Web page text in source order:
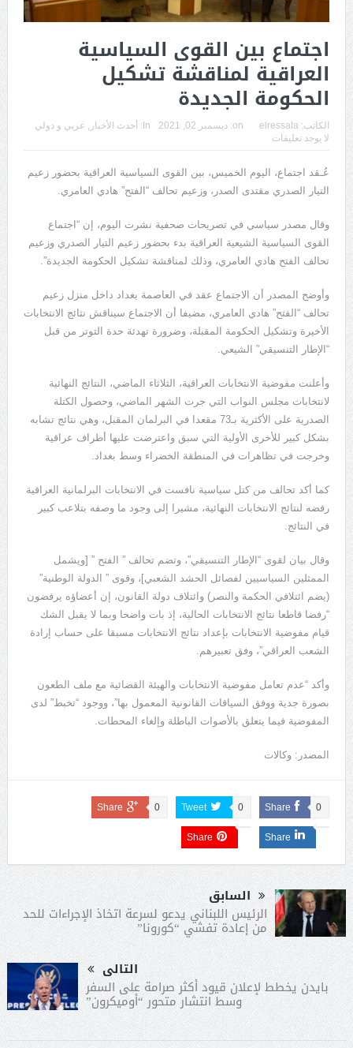
اجتماع بين القوى السياسية
العراقية لمناقشة تشكيل
الحكومة الجديدة
الكاتب: elressala
on: ديسمبر 02, 2021 In: أحدث الأخبار
عربي و دولي
لا يوجد تعليقات
عُـقد اجتماع، اليوم الخميس، بين القوى السياسية العراقية بحضور زعيم
التيار الصدري مقتدى الصدر، وزعيم تحالف “الفتح” هادي العامري.
وقال مصدر سياسي في تصريحات صحفية نشرت اليوم، إن “اجتماع
القوى السياسية الشيعية العراقية بدء بحضور زعيم التيار الصدري وزعيم
تحالف الفتح هادي العامري، وذلك لمناقشة تشكيل الحكومة الجديدة”.
وأوضح المصدر أن الاجتماع عقد في العاصمة بغداد داخل منزل زعيم
تحالف “الفتح” هادي العامري، مضيفا أن الاجتماع سيناقش نتائج الانتخابات
الأخيرة وتشكيل الحكومة المقبلة، وضرورة تهدئة حدة التوتر من قبل
“الإطار التنسيقي” الشيعي.
وأعلنت مفوضية الانتخابات العراقية، الثلاثاء الماضي، النتائج النهائية
لانتخابات مجلس النواب التي جرت الشهر الماضي، وحصول الكتلة
الصدرية على الأكثرية بـ73 مقعدا في البرلمان المقبل، وهي نتائج تشابه
بشكل كبير للأخرى الأولية التي سبق واعترضت عليها أطراف عراقية
وخرجت في تظاهرات في المنطقة الخضراء وسط بغداد.
كما أكد تحالف من كتل سياسية نافست في الانتخابات البرلمانية العراقية
رفضه لنتائج الانتخابات النهائية، مشيرا إلى وجود ما وصفه بتلاعب كبير
في النتائج.
وقال بيان لقوى “الإطار التنسيقي”، وتضم تحالف ” الفتح ” [ويشمل
الممثلين السياسيين لفصائل الحشد الشعبي]، وقوى ” الدولة الوطنية”
(يضم ائتلافي الحكمة والنصر) وائتلاف دولة القانون، إن أعضاؤه يرفضون
“رفضا قاطعا نتائج الانتخابات الحالية، إذ بات واضحا وبما لا يقبل الشك
قيام مفوضية الانتخابات بإعداد نتائج الانتخابات مسبقا على حساب إرادة
الشعب العراقي”، وفق تعبيرهم.
وأكد “عدم تعامل مفوضية الانتخابات والهيئة القضائية مع ملف الطعون
بصورة جدية ووفق السياقات القانونية المعمول بها”، ووجود “تخبط” لدى
المفوضية فيما يتعلق بالأصوات الباطلة وإلغاء المحطات.
المصدر: وكالات
Share 0
Tweet 0
Share 0
Share
Share
السابق
الرئيس اللبناني يدعو لسرعة اتخاذ الإجراءات للحد
من إعادة تفشي “كورونا”
التالى
بايدن يخطط لإعلان قيود أكثر صرامة على السفر
وسط انتشار متحور “أوميكرون”